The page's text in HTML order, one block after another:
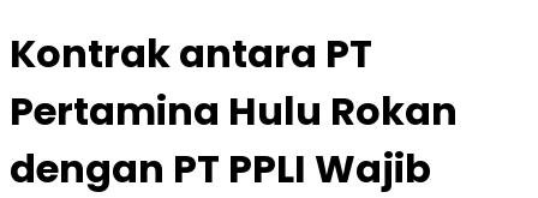
Kontrak antara PT
Pertamina Hulu Rokan
dengan PT PPLI Wajib